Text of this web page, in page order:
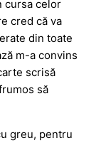
cursa celor
cred că va
din toate
m-a convins
scrisă
să
greu, pentru